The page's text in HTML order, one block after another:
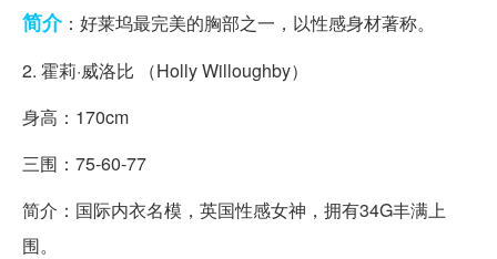
简介：好莱坞最完美的胸部之一，以性感身材著称。
2. 霍莉·威洛比 （Holly Willoughby）
身高：170cm
三围：75-60-77
简介：国际内衣名模，英国性感女神，拥有34G丰满上
围。